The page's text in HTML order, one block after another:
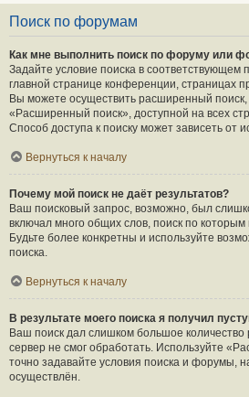
Поиск по форумам
Как мне выполнить поиск по форуму или
Задайте условие поиска в соответствующем
главной странице конференции, страницах
Вы можете осуществить расширенный поиск,
«Расширенный поиск», доступной на всех
Способ доступа к поиску может зависеть от
Вернуться к началу
Почему мой поиск не даёт результатов?
Ваш поисковый запрос, возможно, был
включал много общих слов, поиск по
Будьте более конкретны и используйте
поиска.
Вернуться к началу
В результате моего поиска я получил
Ваш поиск дал слишком большое количество
сервер не смог обработать. Используйте
точно задавайте условия поиска и форумы,
осуществлён.